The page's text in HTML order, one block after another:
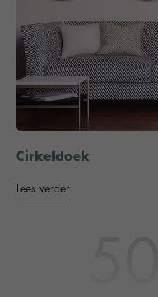
Cirkeldoek
Lees verder